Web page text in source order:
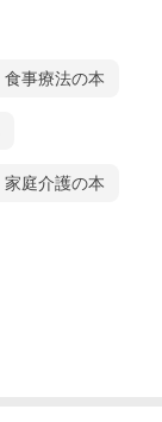
食事療法の本
家庭介護の本